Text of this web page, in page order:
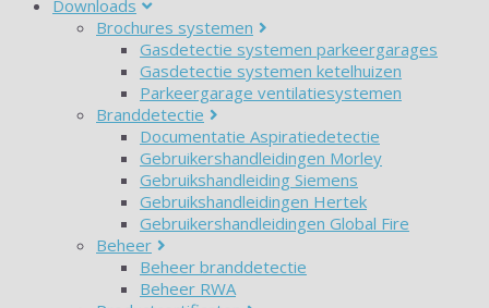
Downloads
Brochures systemen
Gasdetectie systemen parkeergarages
Gasdetectie systemen ketelhuizen
Parkeergarage ventilatiesystemen
Branddetectie
Documentatie Aspiratiedetectie
Gebruikershandleidingen Morley
Gebruikshandleiding Siemens
Gebruikshandleidingen Hertek
Gebruikershandleidingen Global Fire
Beheer
Beheer branddetectie
Beheer RWA